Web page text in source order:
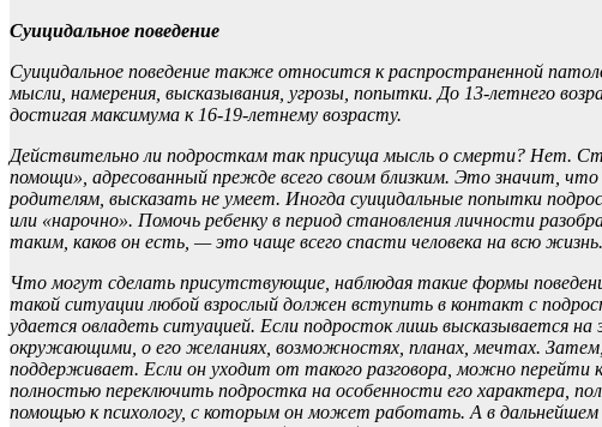
Суицидальное поведение
Суицидальное поведение также относится к распространенной
мысли, намерения, высказывания, угрозы, попытки. До 13-летнего
достигая максимума к 16-19-летнему возрасту.
Действительно ли подросткам так присуща мысль о смерти? Нет.
помощи», адресованный прежде всего своим близким. Это значит,
родителям, высказать не умеет. Иногда суицидальные попытки
или «нарочно». Помочь ребенку в период становления личности
таким, каков он есть, — это чаще всего спасти человека на всю жизнь.
Что могут сделать присутствующие, наблюдая такие формы
такой ситуации любой взрослый должен вступить в контакт с
удается овладеть ситуацией. Если подросток лишь высказывается
окружающими, о его желаниях, возможностях, планах, мечтах. Затем,
поддерживает. Если он уходит от такого разговора, можно перейти
полностью переключить подростка на особенности его характера,
помощью к психологу, с которым он может работать. А в дальнейшем